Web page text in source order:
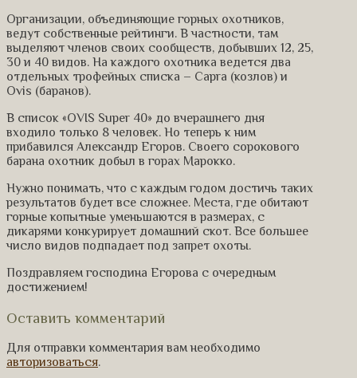
Организации, объединяющие горных охотников,
ведут собственные рейтинги. В частности, там
выделяют членов своих сообществ, добывших 12, 25,
30 и 40 видов. На каждого охотника ведется два
отдельных трофейных списка – Capra (козлов) и
Ovis (баранов).
В список «OVIS Super 40» до вчерашнего дня
входило только 8 человек. Но теперь к ним
прибавился Александр Егоров. Своего сорокового
барана охотник добыл в горах Марокко.
Нужно понимать, что с каждым годом достичь таких
результатов будет все сложнее. Места, где обитают
горные копытные уменьшаются в размерах, с
дикарями конкурирует домашний скот. Все большее
число видов подпадает под запрет охоты.
Поздравляем господина Егорова с очередным
достижением!
Оставить комментарий
Для отправки комментария вам необходимо
авторизоваться.